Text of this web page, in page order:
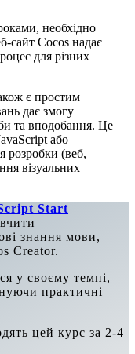
необхідно
сайт Cocos надає
для різних
є простим
дає змогу
та вподобання. Це
або
розробки (веб,
візуальних
Start
знання мови,
Creator.
у своєму темпі,
практичні
цей курс за 2-4